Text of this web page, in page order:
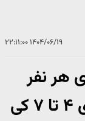
۱۴۰۴/۰۶/۱۹ ۲۲:۱۱:۰۰
برای هر نفر
واریز شد | کالابرگ دهک‌های ۴ تا ۷ کی